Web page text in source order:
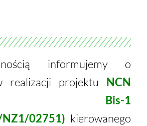
informujemy o
realizacji projektu NCN
Bis-1
02751) kierowanego